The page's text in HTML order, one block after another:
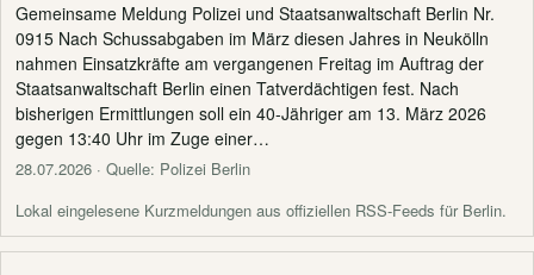
Gemeinsame Meldung Polizei und Staatsanwaltschaft Berlin Nr.
0915 Nach Schussabgaben im März diesen Jahres in Neukölln
nahmen Einsatzkräfte am vergangenen Freitag im Auftrag der
Staatsanwaltschaft Berlin einen Tatverdächtigen fest. Nach
bisherigen Ermittlungen soll ein 40-Jähriger am 13. März 2026
gegen 13:40 Uhr im Zuge einer…
28.07.2026 · Quelle: Polizei Berlin
Lokal eingelesene Kurzmeldungen aus offiziellen RSS-Feeds für Berlin.